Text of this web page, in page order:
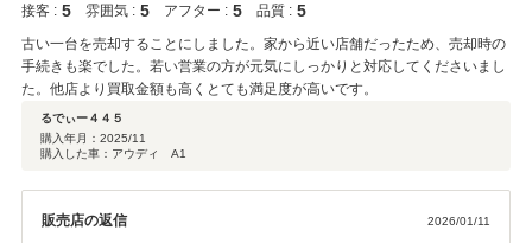
接客 : 5 雰囲気 : 5 アフター : 5 品質 : 5
古い一台を売却することにしました。家から近い店舗だったため、売却時の
手続きも楽でした。若い営業の方が元気にしっかりと対応してくださいまし
た。他店より買取金額も高くとても満足度が高いです。
るでぃー４４５
購入年月： 2025/11
購入した車：アウディ A1
販売店の返信 2026/01/11